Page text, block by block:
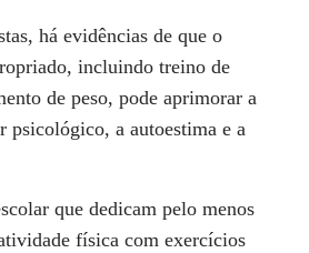
há evidências de que o
incluindo treino de
de peso, pode aprimorar a
psicológico, a autoestima e a
que dedicam pelo menos
física com exercícios